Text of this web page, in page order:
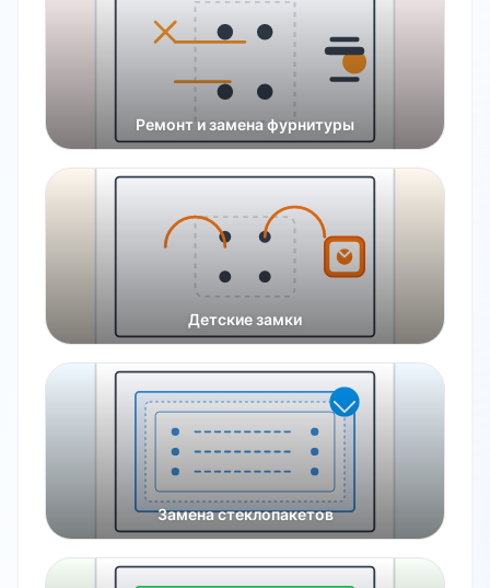
Ремонт и замена фурнитуры
Детские замки
Замена стеклопакетов